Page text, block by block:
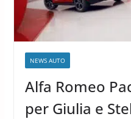
NEWS AUTO
Alfa Romeo
per Giulia e